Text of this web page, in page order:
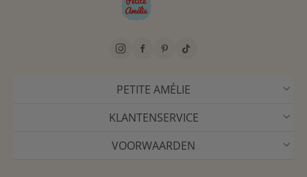
PETITE AMÉLIE
KLANTENSERVICE
VOORWAARDEN